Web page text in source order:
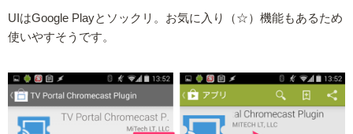
UIはGoogle Playとソックリ。お気に入り（☆）機能もあるため
使いやすそうです。